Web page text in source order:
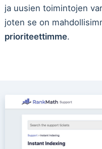
ja uusien toimintojen
joten se on
prioriteettimme.